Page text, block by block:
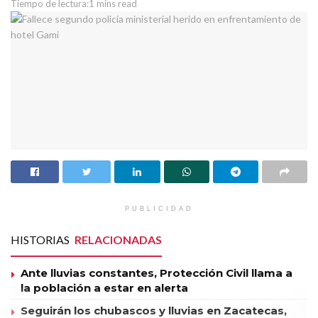
Tiempo de lectura:1 mins read
PUBLICIDAD
HISTORIAS RELACIONADAS
Ante lluvias constantes, Protección Civil llama a
la población a estar en alerta
Seguirán los chubascos y lluvias en Zacatecas,